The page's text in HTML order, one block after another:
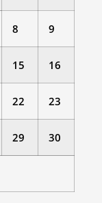
8 9
15 16
22 23
29 30